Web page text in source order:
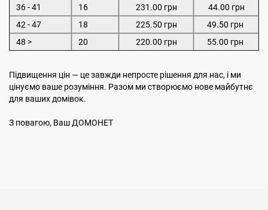
36 - 41
16 231.00 грн
44.00 грн
42 - 47
18 225.50 грн
49.50 грн
48 >
20 220.00 грн 55.00 грн
Підвищення цін — це завжди непросте рішення для нас, і ми
цінуємо ваше розуміння. Разом ми створюємо нове майбутнє
для ваших домівок.
З повагою, Ваш ДОМОНЕТ